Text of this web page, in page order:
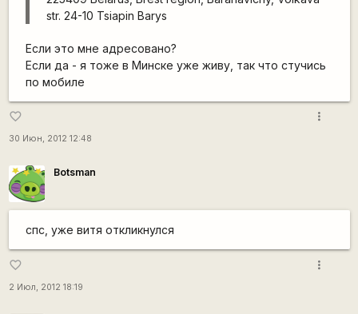
str. 24-10 Tsiapin Barys
Если это мне адресовано?
Если да - я тоже в Минске уже живу, так что стучись
по мобиле
favorite_border
30 Июн, 2012 12:48
more_vert
Botsman
спс, уже витя откликнулся
favorite_border
2 Июл, 2012 18:19
more_vert